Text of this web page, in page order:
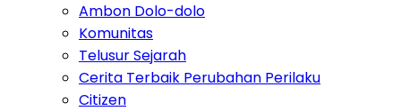
Ambon Dolo-dolo
Komunitas
Telusur Sejarah
Cerita Terbaik Perubahan Perilaku
Citizen